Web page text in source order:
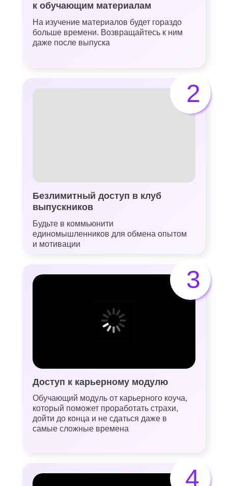
к обучающим материалам
На изучение материалов будет гораздо
больше времени. Возвращайтесь к ним
даже после выпуска
Безлимитный доступ в клуб
выпускников
Будьте в коммьюнити
единомышленников для обмена опытом
и мотивации
2
Доступ к карьерному модулю
Обучающий модуль от карьерного коуча,
который поможет проработать страхи,
дойти до конца и не сдаться даже в
самые сложные времена
3
4